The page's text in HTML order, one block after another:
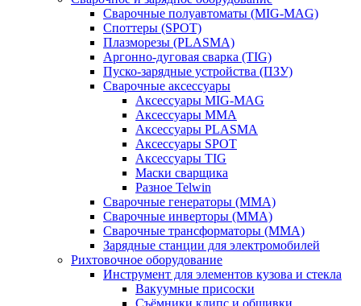
Сварочные полуавтоматы (MIG-MAG)
Споттеры (SPOT)
Плазморезы (PLASMA)
Аргонно-дуговая сварка (TIG)
Пуско-зарядные устройства (ПЗУ)
Сварочные аксессуары
Аксессуары MIG-MAG
Аксессуары MMA
Аксессуары PLASMA
Аксессуары SPOT
Аксессуары TIG
Маски сварщика
Разное Telwin
Сварочные генераторы (MMA)
Сварочные инверторы (MMA)
Сварочные трансформаторы (MMA)
Зарядные станции для электромобилей
Рихтовочное оборудование
Инструмент для элементов кузова и стекла
Вакуумные присоски
Съёмники клипс и обшивки